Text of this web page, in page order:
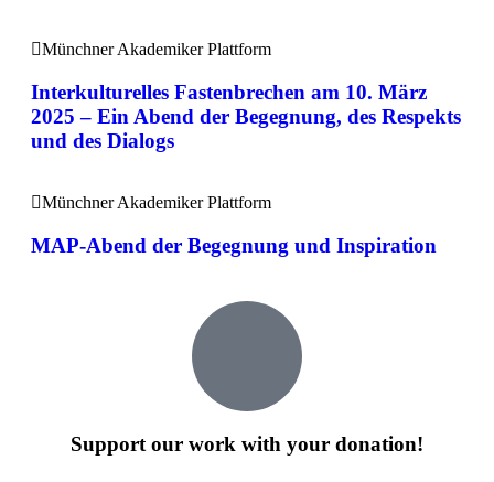
Münchner Akademiker Plattform
Interkulturelles Fastenbrechen am 10. März
2025 – Ein Abend der Begegnung, des Respekts
und des Dialogs
Münchner Akademiker Plattform
MAP-Abend der Begegnung und Inspiration
Support our work with your donation!